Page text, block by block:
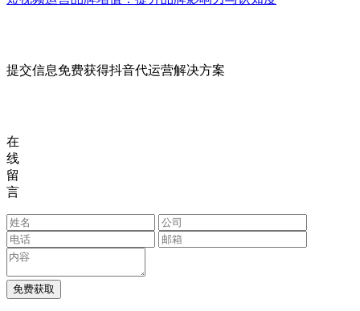
提交信息免费获得抖音代运营解决方案
在
线
留
言